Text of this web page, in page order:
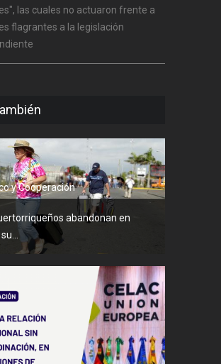
las cuales no actuaron frente a
flagrantes a la legislación
y Cooperación
abandonan en